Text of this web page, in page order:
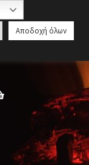
Αποδοχή όλων